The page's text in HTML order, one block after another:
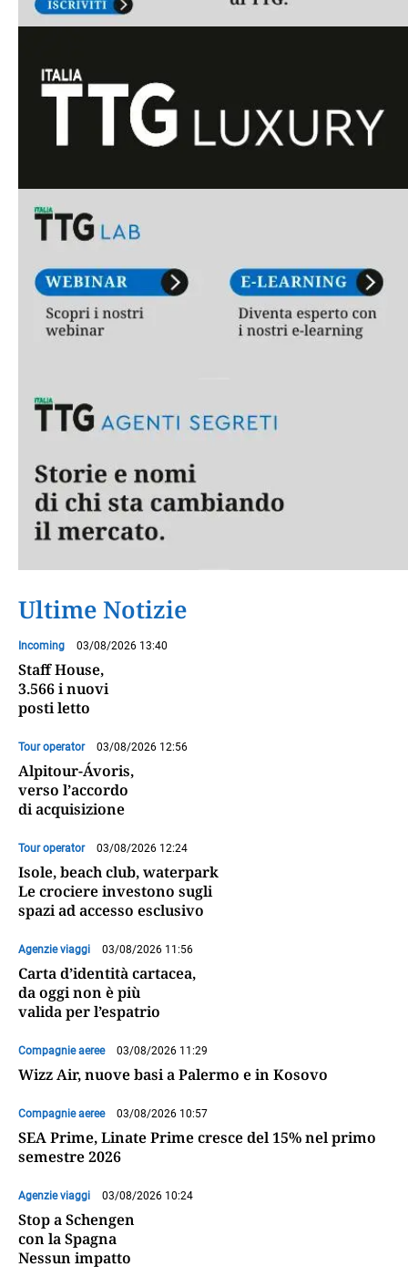
Ultime Notizie
Incoming 03/08/2026 13:40
Staff House,
3.566 i nuovi
posti letto
Tour operator 03/08/2026 12:56
Alpitour-Ávoris,
verso l’accordo
di acquisizione
Tour operator 03/08/2026 12:24
Isole, beach club, waterpark
Le crociere investono sugli
spazi ad accesso esclusivo
Agenzie viaggi 03/08/2026 11:56
Carta d’identità cartacea,
da oggi non è più
valida per l’espatrio
Compagnie aeree 03/08/2026 11:29
Wizz Air, nuove basi a Palermo e in Kosovo
Compagnie aeree 03/08/2026 10:57
SEA Prime, Linate Prime cresce del 15% nel primo
semestre 2026
Agenzie viaggi 03/08/2026 10:24
Stop a Schengen
con la Spagna
Nessun impatto